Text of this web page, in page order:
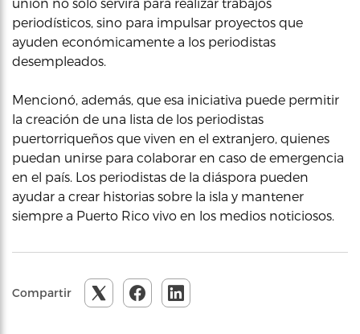
periodísticos, sino para impulsar proyectos que
ayuden económicamente a los periodistas
desempleados.
Mencionó, además, que esa iniciativa puede permitir
la creación de una lista de los periodistas
puertorriqueños que viven en el extranjero, quienes
puedan unirse para colaborar en caso de emergencia
en el país. Los periodistas de la diáspora pueden
ayudar a crear historias sobre la isla y mantener
siempre a Puerto Rico vivo en los medios noticiosos.
Compartir